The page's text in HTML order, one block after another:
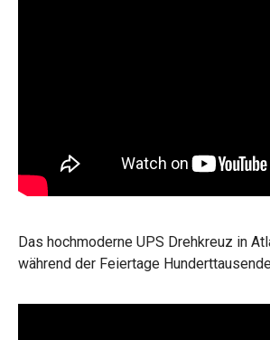
Das hochmoderne UPS Drehkreuz in
während der Feiertage